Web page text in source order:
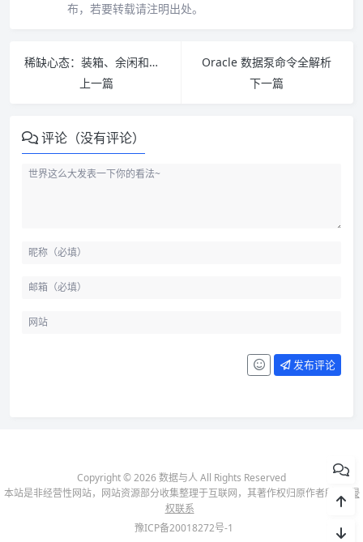
布，若要转载请注明出处。
稀缺心态：装箱、余闲和权衡式思维
上一篇
Oracle 数据泵命令全解析
下一篇
评论（没有评论）
发布评论
Copyright © 2026 数据与人 All Rights Reserved
本站是非经营性网站，网站资源部分收集整理于互联网，其著作权归原作者所有-
侵
权联系
豫ICP备20018272号-1